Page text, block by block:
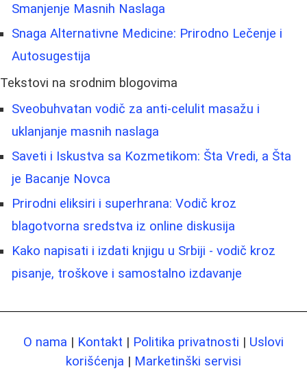
Smanjenje Masnih Naslaga
Snaga Alternativne Medicine: Prirodno Lečenje i
Autosugestija
Tekstovi na srodnim blogovima
Sveobuhvatan vodič za anti-celulit masažu i
uklanjanje masnih naslaga
Saveti i Iskustva sa Kozmetikom: Šta Vredi, a Šta
je Bacanje Novca
Prirodni eliksiri i superhrana: Vodič kroz
blagotvorna sredstva iz online diskusija
Kako napisati i izdati knjigu u Srbiji - vodič kroz
pisanje, troškove i samostalno izdavanje
O nama | Kontakt | Politika privatnosti | Uslovi
korišćenja | Marketinški servisi